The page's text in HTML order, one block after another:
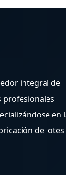
integral de
profesionales
en la
de lotes